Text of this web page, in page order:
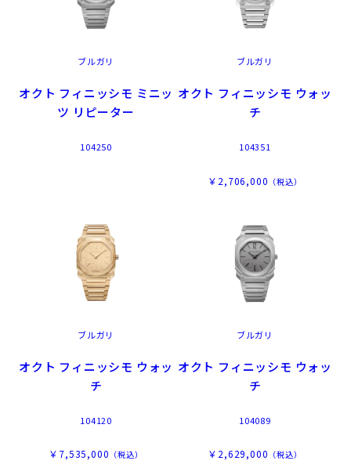
ブルガリ
オクト フィニッシモ ミニッ
ツ リピーター
104250
ブルガリ
オクト フィニッシモ ウォッ
チ
104351
￥2,706,000 （税込）
ブルガリ
オクト フィニッシモ ウォッ
チ
104120
￥7,535,000 （税込）
ブルガリ
オクト フィニッシモ ウォッ
チ
104089
￥2,629,000 （税込）